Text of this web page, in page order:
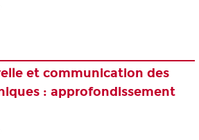
et communication des
: approfondissement